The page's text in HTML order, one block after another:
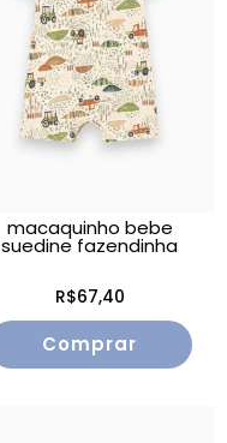
macaquinho bebe
suedine fazendinha
R$67,40
Comprar